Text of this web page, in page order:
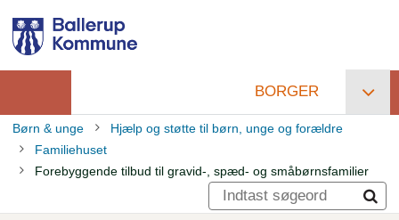
hovedindhold
Primær
navigation
BORGER
Brødkrumme
Børn & unge
Hjælp og støtte til børn, unge og forældre
Familiehuset
Forebyggende tilbud til gravid-, spæd- og småbørnsfamilier